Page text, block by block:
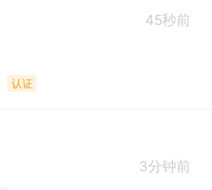
45秒前
认证
3分钟前